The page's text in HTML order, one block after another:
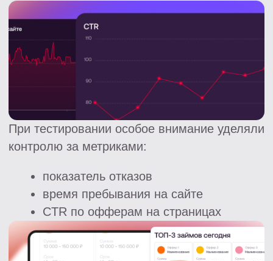
– с 59 533 руб до 83 783
руб
10%
При этом AR снизился на 10%,
выросло и количество
отклоненных заявок на 62%,
а также снизилась на 6% средняя
ставка оплаченной заявки.
17%
увеличился на 17%